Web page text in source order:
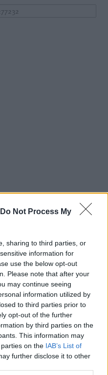
Do Not Process My
sharing to third parties, or
information for
use the below opt-out
Please note that after your
may continue seeing
information utilized by
to third parties prior to
opt-out of the further
by third parties on the
This information may
on the IAB’s List of
further disclose it to other